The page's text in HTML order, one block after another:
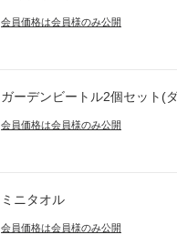
会員価格は会員様のみ公開
ガーデンビートル2個セット(
会員価格は会員様のみ公開
ミニタオル
会員価格は会員様のみ公開